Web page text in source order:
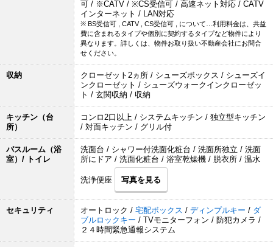
可 / ※CATV / ※CS受信可 / 高速ネット対応 / CATV
インターネット / LAN対応
※ BS受信可 , CATV , CS受信可 , について…利用料金は、共益
費に含まれるタイプや個別に契約するタイプなど物件により
異なります。詳しくは、物件お取り扱い不動産会社にお問合
せください。
収納
クローゼット2ヵ所 / シューズボックス / シューズイ
ンクローゼット / シューズウォークインクローゼッ
ト / 玄関収納 / 収納
キッチン（台
所）
コンロ2口以上 / システムキッチン / 独立型キッチン
/ 対面キッチン / グリル付
バスルーム（浴
室）/ トイレ
洗面台 / シャワー付洗面化粧台 / 洗面所独立 / 洗面
所にドア / 洗面化粧台 / 浴室乾燥機 / 脱衣所 / 温水
洗浄便座 写真を見る
セキュリティ オートロック / 宅配ボックス / ディンプルキー / ダ
ブルロックキー / TVモニターフォン / 防犯カメラ /
２４時間緊急通報システム